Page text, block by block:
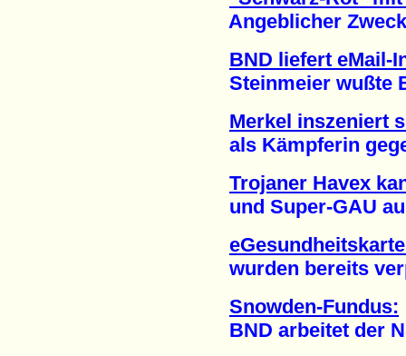
Angeblicher Zweck:
BND liefert eMail-
Steinmeier wußte
Merkel inszeniert
als Kämpferin
Trojaner Havex
und Super-GAU
wurden bereits
Snowden-Fundus:
BND arbeitet der